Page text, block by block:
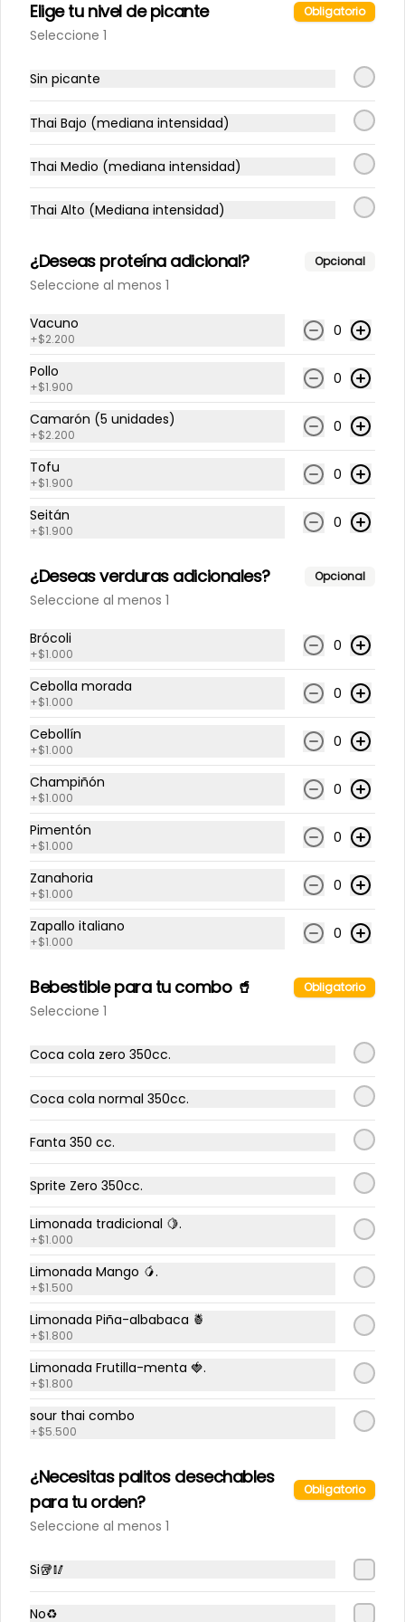
Limonada Albahaca
500 cc
Limonada Menta jengibre
Limonada Piña albahaca
500 cc
$4.300
Limonada Tradicional
$3.500
Limonada coco
500 cc
$4.000
Limonada frutilla menta
Eventos
Cena clandestina 🤫
Una noche.
Una cultura.
Una experiencia irrepetible.
Presenta la primera edición de
nuestras Cenas Clandestinas: una
experiencia gastronómica
inspirada en Japón, donde cada
plato busca conectar tradición,
técnica y emoción en un formato
íntimo y experimental.
Disfruta un menú degustación de 5
tiempos cuidadosamente
diseñado junto a un maridaje
seleccionado para acompañar
cada momento de la experiencia.
📍 Angamos 152, Sunthai
📅 31 de Julio, 21 hrs.
⚠️ Cupos limitados
Reserva tu lugar y sé parte de la
Sesión #3: Japón.
Conócenos
Términos y condiciones
Política de privacidad
Instagram
Facebook
Elige tu nivel de picante Obligatorio
Seleccione 1
Sin picante
Thai Bajo (mediana intensidad)
Thai Medio (mediana intensidad)
Thai Alto (Mediana intensidad)
¿Deseas proteína adicional? Opcional
Seleccione al menos 1
Vacuno
+$2.200 0
Pollo
+$1.900 0
Camarón (5 unidades)
+$2.200 0
Tofu
+$1.900 0
Seitán
+$1.900 0
¿Deseas verduras adicionales? Opcional
Seleccione al menos 1
Brócoli
+$1.000 0
Cebolla morada
+$1.000 0
Cebollín
+$1.000 0
Champiñón
+$1.000 0
Pimentón
+$1.000 0
Zanahoria
+$1.000 0
Zapallo italiano
+$1.000 0
Bebestible para tu combo 🥤 Obligatorio
Seleccione 1
Coca cola zero 350cc.
Coca cola normal 350cc.
Fanta 350 cc.
Sprite Zero 350cc.
Limonada tradicional 🍋.
+$1.000
Limonada Mango 🥭.
+$1.500
Limonada Piña-albabaca 🍍
+$1.800
Limonada Frutilla-menta 🍓.
+$1.800
sour thai combo
+$5.500
¿Necesitas palitos desechables
para tu orden?
Obligatorio
Seleccione al menos 1
Si🥡🥢
No♻️